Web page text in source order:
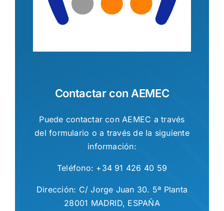
Contactar con AEMEC
Puede contactar con AEMEC a través
del formulario o a través de la siguiente
información:
Teléfono: +34 91 426 40 59
Dirección: C/ Jorge Juan 30. 5ª Planta
28001 MADRID, ESPAÑA